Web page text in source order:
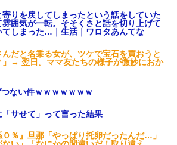
の治験
ｗ(※画像
れたタ
画、す
ｗｗｗ
俺氏、
度で走
た量を
・２軍
まり悲
りを戻してしまったという話をしていた
囲気が一転。そそくさと話を切り上げて
てしまった…｜生活｜ワロタあんてな
だと名乗る女が、ツケで宝石を買おうと
→ 翌日。ママ友たちの様子が微妙におか
ない件ｗｗｗｗｗｗｗ
「サせて」って言った結果
０％』旦那「やっぱり托卵だったんだ…」